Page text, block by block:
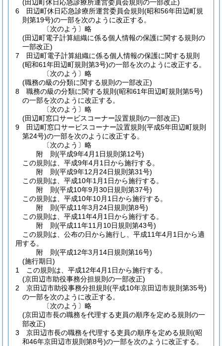
(田辺町休日応急診療所運営委員会規則の一部改正)
6
田辺町休日応急診療所運営委員会規則 (昭和56年田辺町規
則第19号)の一部を次のように改正する。
〔次のよう〕略
(田辺町電子計算組織に係る個人情報の保護に関する規則の
一部改正)
7
田辺町電子計算組織に係る個人情報の保護に関する規則
(昭和61年田辺町規則第3号)の一部を次のように改正する。
〔次のよう〕略
(職務の級の分類に関する規則の一部改正)
8
職務の級の分類に関する規則 (昭和61年田辺町規則第5号)
の一部を次のように改正する。
〔次のよう〕略
(田辺町窓口サービスコーナー設置規則の一部改正)
9
田辺町窓口サービスコーナー設置規則 (平成5年田辺町規則
第24号)の一部を次のように改正する。
〔次のよう〕略
附 則(平成9年4月1日規則第12号)
この規則は、平成9年4月1日から施行する。
附 則(平成9年12月24日規則第31号)
この規則は、平成10年1月1日から施行する。
附 則(平成10年9月30日規則第37号)
この規則は、平成10年10月1日から施行する。
附 則(平成11年3月24日規則第8号)
この規則は、平成11年4月1日から施行する。
附 則(平成11年11月10日規則第43号)
この規則は、公布の日から施行し、平成11年4月1日から適
用する。
附 則(平成12年3月14日規則第16号)
(施行期日)
1
この規則は、平成12年4月1日から施行する。
(京田辺市助役事務分担規則の一部改正)
2
京田辺市助役事務分担規則 (平成10年京田辺市規則第35号)
の一部を次のように改正する。
〔次のよう〕略
(京田辺市長の職務を代理する吏員の順序を定める規則の一
部改正)
3
京田辺市長の職務を代理する吏員の順序を定める規則 (昭
和46年京田辺市規則第8号)の一部を次のように改正する。